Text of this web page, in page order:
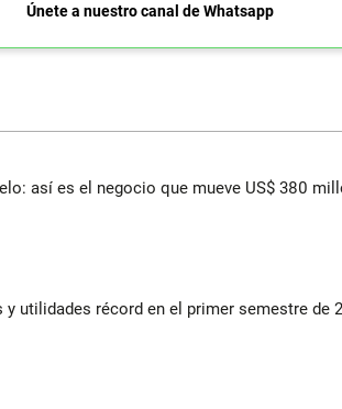
Únete a nuestro canal de Whatsapp
así es el negocio que mueve US$ 380
utilidades récord en el primer semestre de